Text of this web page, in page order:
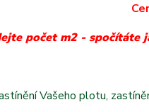
počet m2 -
Vašeho plotu,